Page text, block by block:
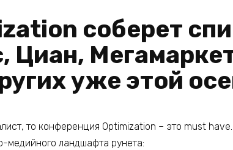
соберет
Циан,
уже этой
то конференция Optimization – это must
медийного ландшафта рунета: